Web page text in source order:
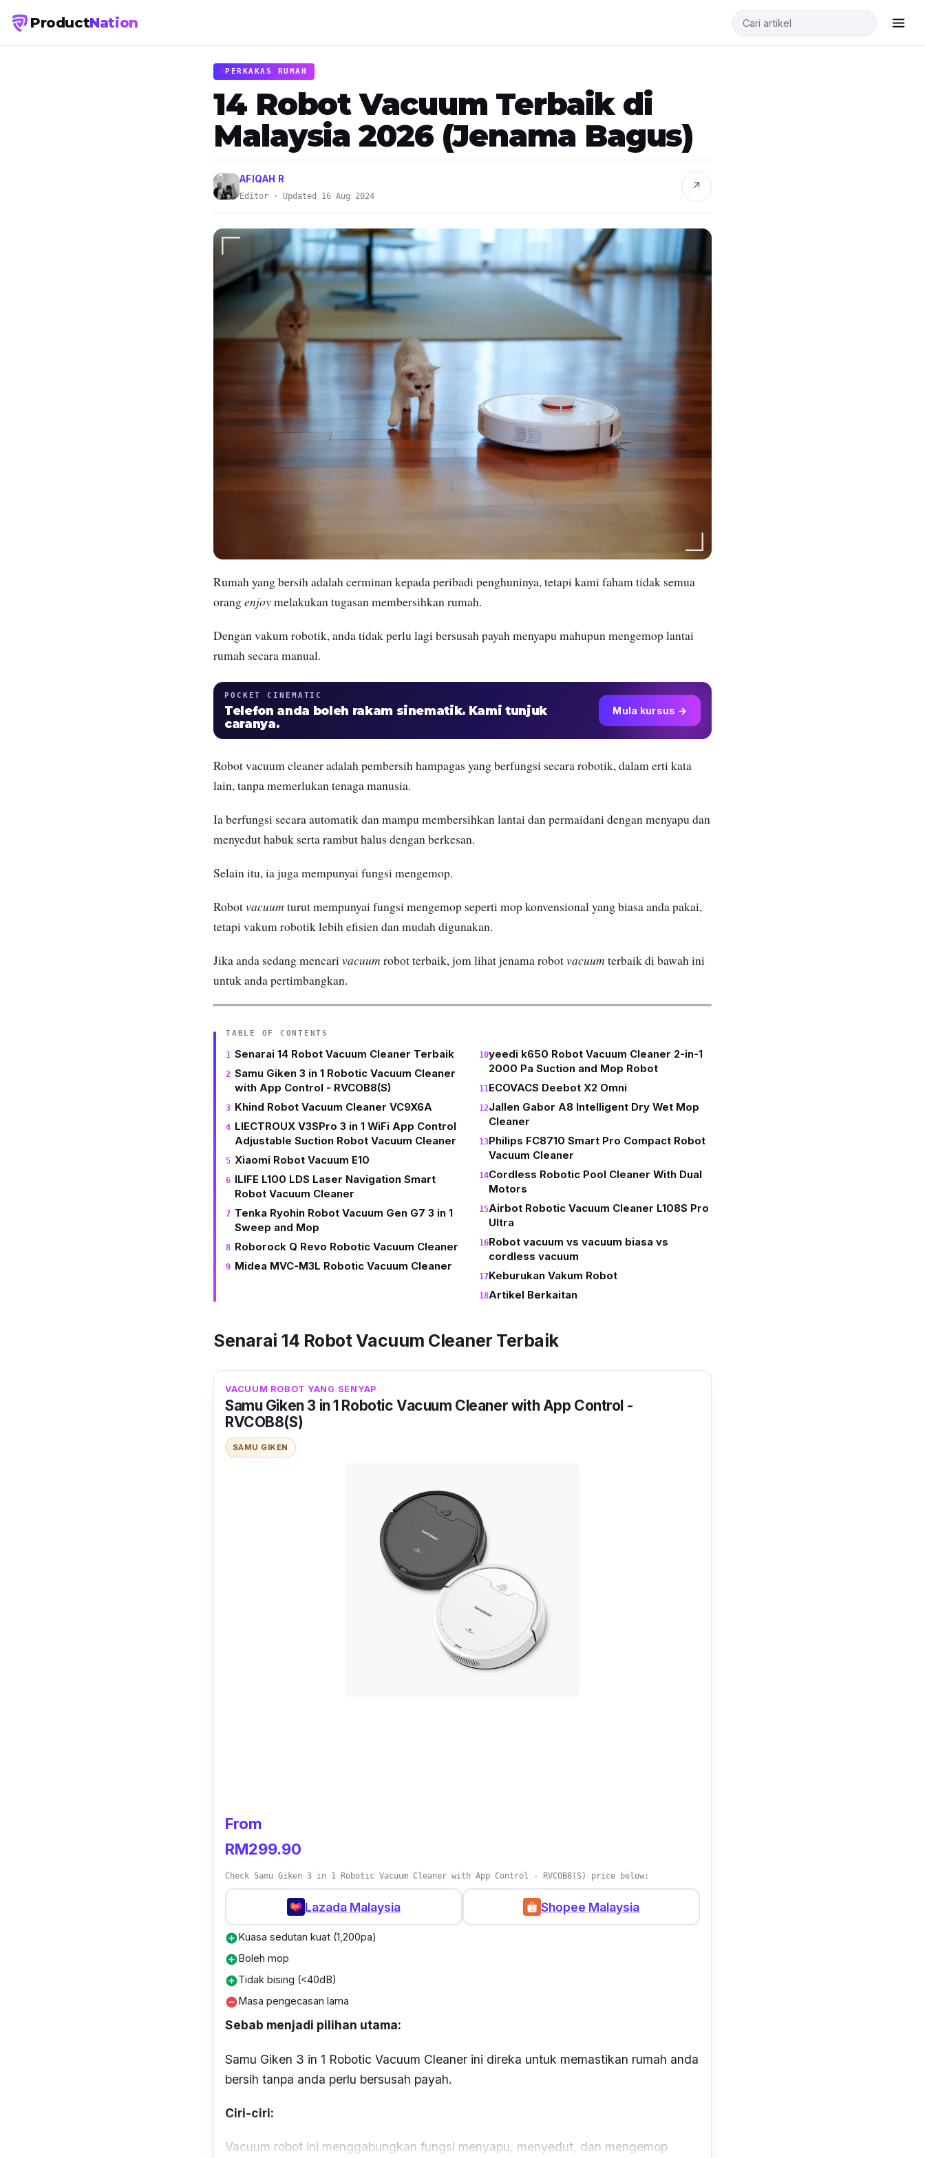
ProductNation
PERKAKAS RUMAH
14 Robot Vacuum Terbaik di
Malaysia 2026 (Jenama Bagus)
AFIQAH R
Editor · Updated 16 Aug 2024
↗
Rumah yang bersih adalah cerminan kepada peribadi penghuninya, tetapi kami faham tidak semua
orangenjoymelakukan tugasan membersihkan rumah.
Dengan vakum robotik, anda tidak perlu lagi bersusah payah menyapu mahupun mengemop lantai
rumah secara manual.
POCKET CINEMATIC
Telefon anda boleh rakam sinematik. Kami tunjuk
caranya.
Mula kursus →
Robot vacuum cleaner adalah pembersih hampagas yang berfungsi secara robotik, dalam erti kata
lain, tanpa memerlukan tenaga manusia.
Ia berfungsi secara automatik dan mampu membersihkan lantai dan permaidani dengan menyapu dan
menyedut habuk serta rambut halus dengan berkesan.
Selain itu, ia juga mempunyai fungsi mengemop.
Robotvacuum turut mempunyai fungsi mengemop seperti mop konvensional yang biasa anda pakai,
tetapi vakum robotik lebih efisien dan mudah digunakan.
Jika anda sedang mencarivacuum robot terbaik, jom lihat jenama robotvacuum terbaik di bawah ini
untuk anda pertimbangkan.
TABLE OF CONTENTS
Senarai 14 Robot Vacuum Cleaner Terbaik
Samu Giken 3 in 1 Robotic Vacuum Cleaner
with App Control - RVCOB8(S)
Khind Robot Vacuum Cleaner VC9X6A
LIECTROUX V3SPro 3 in 1 WiFi App Control
Adjustable Suction Robot Vacuum Cleaner
Xiaomi Robot Vacuum E10
ILIFE L100 LDS Laser Navigation Smart
Robot Vacuum Cleaner
Tenka Ryohin Robot Vacuum Gen G7 3 in 1
Sweep and Mop
Roborock Q Revo Robotic Vacuum Cleaner
Midea MVC-M3L Robotic Vacuum Cleaner
yeedi k650 Robot Vacuum Cleaner 2-in-1
2000 Pa Suction and Mop Robot
ECOVACS Deebot X2 Omni
Jallen Gabor A8 Intelligent Dry Wet Mop
Cleaner
Philips FC8710 Smart Pro Compact Robot
Vacuum Cleaner
Cordless Robotic Pool Cleaner With Dual
Motors
Airbot Robotic Vacuum Cleaner L108S Pro
Ultra
Robot vacuum vs vacuum biasa vs
cordless vacuum
Keburukan Vakum Robot
Artikel Berkaitan
Senarai 14 Robot Vacuum Cleaner Terbaik
VACUUM ROBOT YANG SENYAP
Samu Giken 3 in 1 Robotic Vacuum Cleaner with App Control -
RVCOB8(S)
SAMU GIKEN
From
RM299.90
Check Samu Giken 3 in 1 Robotic Vacuum Cleaner with App Control - RVCOB8(S) price below:
Lazada Malaysia Shopee Malaysia
add_circleKuasa sedutan kuat (1,200pa)
add_circleBoleh mop
add_circleTidak bising (<40dB)
remove_circleMasa pengecasan lama
Sebab menjadi pilihan utama:
Samu Giken 3 in 1 Robotic Vacuum Cleaner ini direka untuk memastikan rumah anda
bersih tanpa anda perlu bersusah payah.
Ciri-ciri:
Vacuum robot ini menggabungkan fungsi menyapu, menyedut, dan mengemop